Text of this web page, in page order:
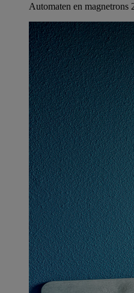
Automaten en magnetrons